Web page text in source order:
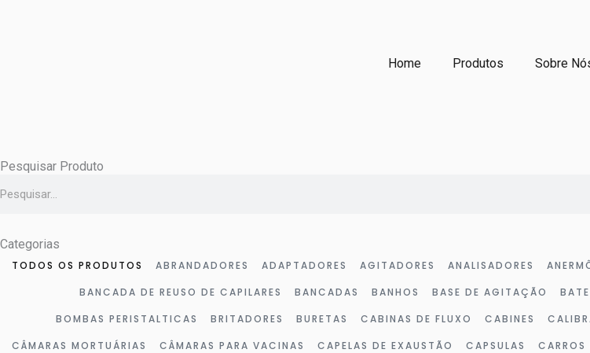
Home Produtos Sobre
Pesquisar Produto
Categorias
ABRANDADORES ADAPTADORES AGITADORES ANALISADORES
BANCADA DE REUSO DE CAPILARES
BANCADAS BANHOS BASE DE AGITAÇÃO
BOMBAS PERISTALTICAS
BRITADORES BURETAS CABINAS DE FLUXO CABINES
CÂMARAS MORTUÁRIAS
CÂMARAS PARA VACINAS CAPELAS DE EXAUSTÃO CAPSULAS CARROS
TODOS OS PRODUTOS